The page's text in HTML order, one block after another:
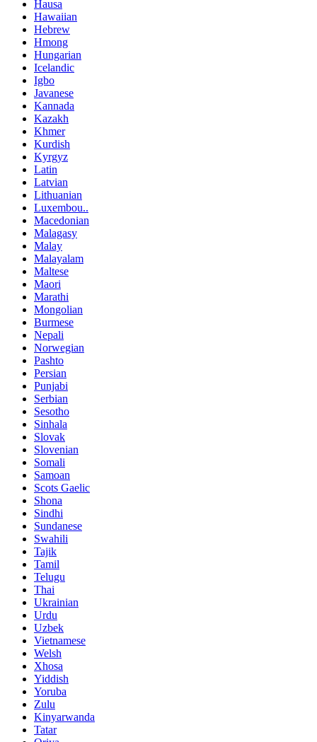
Hausa
Hawaiian
Hebrew
Hmong
Hungarian
Icelandic
Igbo
Javanese
Kannada
Kazakh
Khmer
Kurdish
Kyrgyz
Latin
Latvian
Lithuanian
Luxembou..
Macedonian
Malagasy
Malay
Malayalam
Maltese
Maori
Marathi
Mongolian
Burmese
Nepali
Norwegian
Pashto
Persian
Punjabi
Serbian
Sesotho
Sinhala
Slovak
Slovenian
Somali
Samoan
Scots Gaelic
Shona
Sindhi
Sundanese
Swahili
Tajik
Tamil
Telugu
Thai
Ukrainian
Urdu
Uzbek
Vietnamese
Welsh
Xhosa
Yiddish
Yoruba
Zulu
Kinyarwanda
Tatar